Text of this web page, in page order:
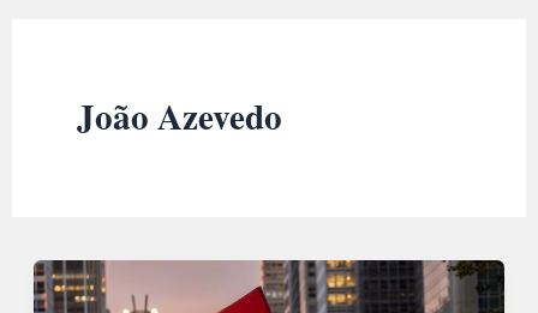
João Azevedo